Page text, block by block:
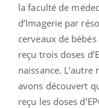
la faculté de
d’Imagerie par
cerveaux de
reçu trois doses
naissance.
avons découvert
reçu les doses